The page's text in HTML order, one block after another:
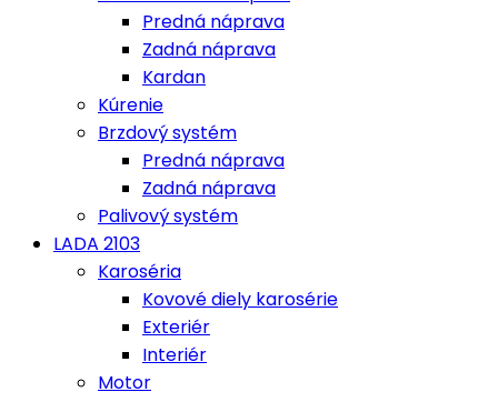
Predná náprava
Zadná náprava
Kardan
Kúrenie
Brzdový systém
Predná náprava
Zadná náprava
Palivový systém
LADA 2103
Karoséria
Kovové diely karosérie
Exteriér
Interiér
Motor